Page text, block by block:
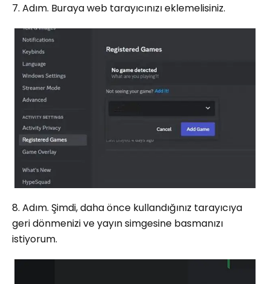
7. Adım. Buraya web tarayıcınızı eklemelisiniz.
8. Adım. Şimdi, daha önce kullandığınız tarayıcıya
geri dönmenizi ve yayın simgesine basmanızı
istiyorum.